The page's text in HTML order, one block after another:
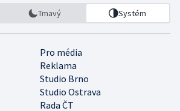
Tmavý Systém
Pro média
Reklama
Studio Brno
Studio Ostrava
Rada ČT